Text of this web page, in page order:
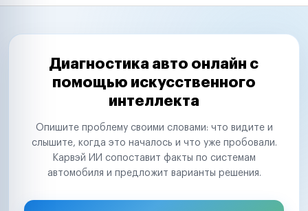
Диагностика авто онлайн с
помощью искусственного
интеллекта
Опишите проблему своими словами: что видите и
слышите, когда это началось и что уже пробовали.
Карвэй ИИ сопоставит факты по системам
автомобиля и предложит варианты решения.